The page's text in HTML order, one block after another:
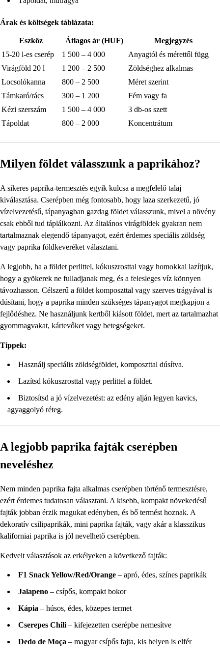
Árak és költségek táblázata:
Eszköz Átlagos ár (HUF)
Megjegyzés
15-20 l-es cserép
1 500 – 4 000
Anyagtól és mérettől függ
Virágföld 20 l
1 200 – 2 500
Zöldséghez alkalmas
Locsolókanna
800 – 2 500
Méret szerint
Támkaró/rács
300 – 1 200
Fém vagy fa
Kézi szerszám
1 500 – 4 000
3 db-os szett
Tápoldat
800 – 2 000 Koncentrátum
Milyen földet válasszunk a paprikához?
A sikeres paprika-termesztés egyik kulcsa a megfelelő talaj
kiválasztása. Cserépben még fontosabb, hogy laza szerkezetű, jó
vízelvezetésű, tápanyagban gazdag földet válasszunk, mivel a növény
csak ebből tud táplálkozni. Az általános virágföldek gyakran nem
tartalmaznak elegendő tápanyagot, ezért érdemes speciális zöldség
vagy paprika földkeveréket választani.
A legjobb, ha a földet perlittel, kókuszrosttal vagy homokkal lazítjuk,
hogy a gyökerek ne fulladjanak meg, és a felesleges víz könnyen
távozhasson. Célszerű a földet komposzttal vagy szerves trágyával is
dúsítani, hogy a paprika minden szükséges tápanyagot megkapjon a
fejlődéshez. Ne használjunk kertből kiásott földet, mert az tartalmazhat
gyommagvakat, kártevőket vagy betegségeket.
Tippek:
Használj speciális zöldségföldet, komposzttal dúsítva.
Lazítsd kókuszrosttal vagy perlittel a földet.
Biztosítsd a jó vízelvezetést: az edény alján legyen kavics,
agyaggolyó réteg.
A legjobb paprika fajták cserépben
neveléshez
Nem minden paprika fajta alkalmas cserépben történő termesztésre,
ezért érdemes tudatosan választani. A kisebb, kompakt növekedésű
fajták jobban érzik magukat edényben, és bő termést hoznak. A
dekoratív csilipaprikák, mini paprika fajták, vagy akár a klasszikus
kaliforniai paprika is jól nevelhető cserépben.
Kedvelt választások az erkélyeken a következő fajták:
F1 Snack Yellow/Red/Orange – apró, édes, színes paprikák
Jalapeno – csípős, kompakt bokor
Kápia – húsos, édes, közepes termet
Cserepes Chili – kifejezetten cserépbe nemesítve
Dedo de Moça – magyar csípős fajta, kis helyen is elfér